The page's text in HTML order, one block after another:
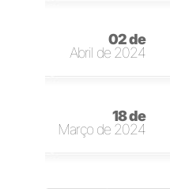
02 de
Abril de 2024
18 de
Março de 2024